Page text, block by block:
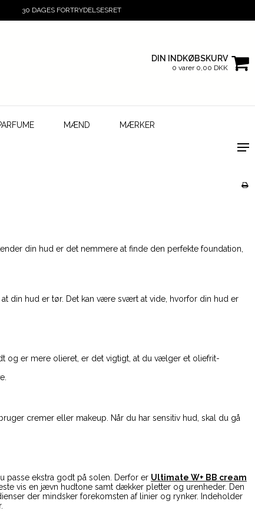
30 DAGES FORTRYDELSESRET
DIN INDKØBSKURV
0 varer 0,00 DKK
MÆND MÆRKER
din hud er det nemmere at finde den perfekte foundation,
din hud er tør. Det kan være svært at vide, hvorfor din hud er
og er mere olieret, er det vigtigt, at du vælger et oliefrit-
cremer eller makeup. Når du har sensitiv hud, skal du gå
passe ekstra godt på solen. Derfor er Ultimate W+ BB cream
vis en jævn hudtone samt dækker pletter og urenheder. Den
der mindsker forekomsten af linier og rynker. Indeholder